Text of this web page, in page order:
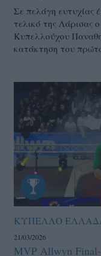
Σε πελάγη ευτυχίας
τελικό της Λάρισας
Κυπελλούχου
κατάκτηση του
ΚΥΠΕΛΛΟ
21/03/2026
MVP Allwyn